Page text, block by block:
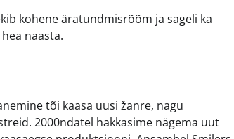
kohene äratundmisrõõm ja sageli ka
naasta.
tõi kaasa uusi žanre, nagu
2000ndatel hakkasime nägema uut